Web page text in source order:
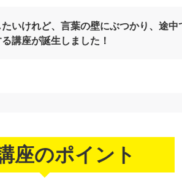
いけれど、言葉の壁にぶつかり、途
講座が誕生しました！
座のポイント